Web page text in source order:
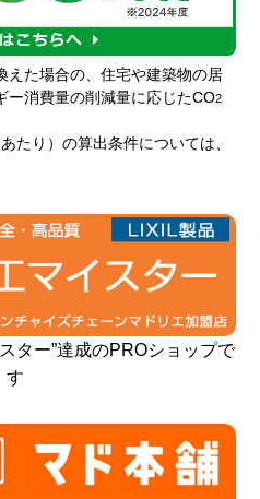
えた場合の、住宅や建築物の居
ー消費量の削減量に応じたCO2
たり）の算出条件については、
ター”達成のPROショップで
す